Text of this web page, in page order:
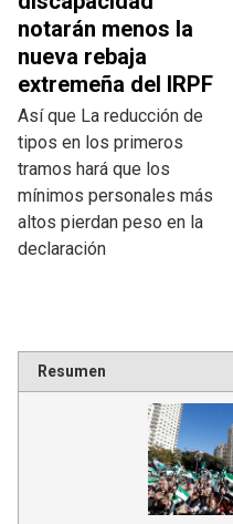
notarán menos la
nueva rebaja
extremeña del IRPF
Así que La reducción de
tipos en los primeros
tramos hará que los
mínimos personales más
altos pierdan peso en la
declaración
Resumen